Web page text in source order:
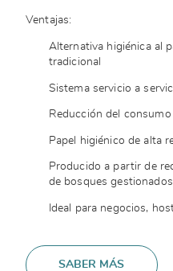
Ventajas:
Alternativa higiénica al
tradicional
Sistema servicio a
Reducción del
Papel higiénico de alta
Producido a partir de
de bosques
Ideal para negocios,
SABER MÁS